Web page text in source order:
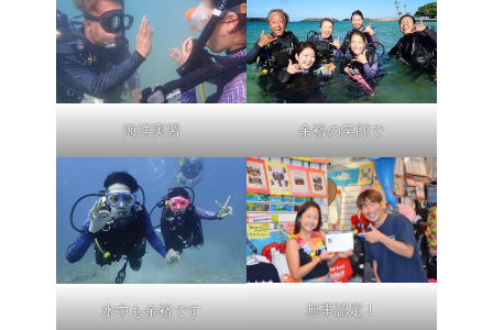
海洋実習 余裕の笑顔で
水中も余裕です 無事認定！